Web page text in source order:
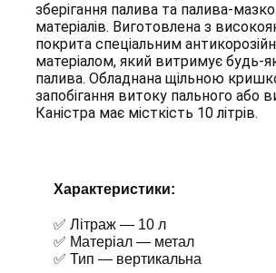
зберігання палива та палива-
матеріалів. Виготовлена з
покрита спеціальним
матеріалом, який витримує будь-
палива. Обладнана щільною
запобігання витоку пального або
Каністра має місткість 10 літрів.
Характеристики:
✅ Літраж — 10 л
✅ Матеріал — метал
✅ Тип — вертикальна